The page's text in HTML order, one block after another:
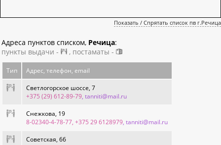
Показать / Спрятать список пв г.Речица
Адреса пунктов списком, Речица:
пункты выдачи -
, постаматы -
Тип Адрес, телефон, email
Светлогорское шоссе, 7
+375 (29) 612-89-79, tanniti@mail.ru
Снежкова, 19
8-02340-4-78-77, +375 29 6128979, tanniti@mail.ru
Советская, 66